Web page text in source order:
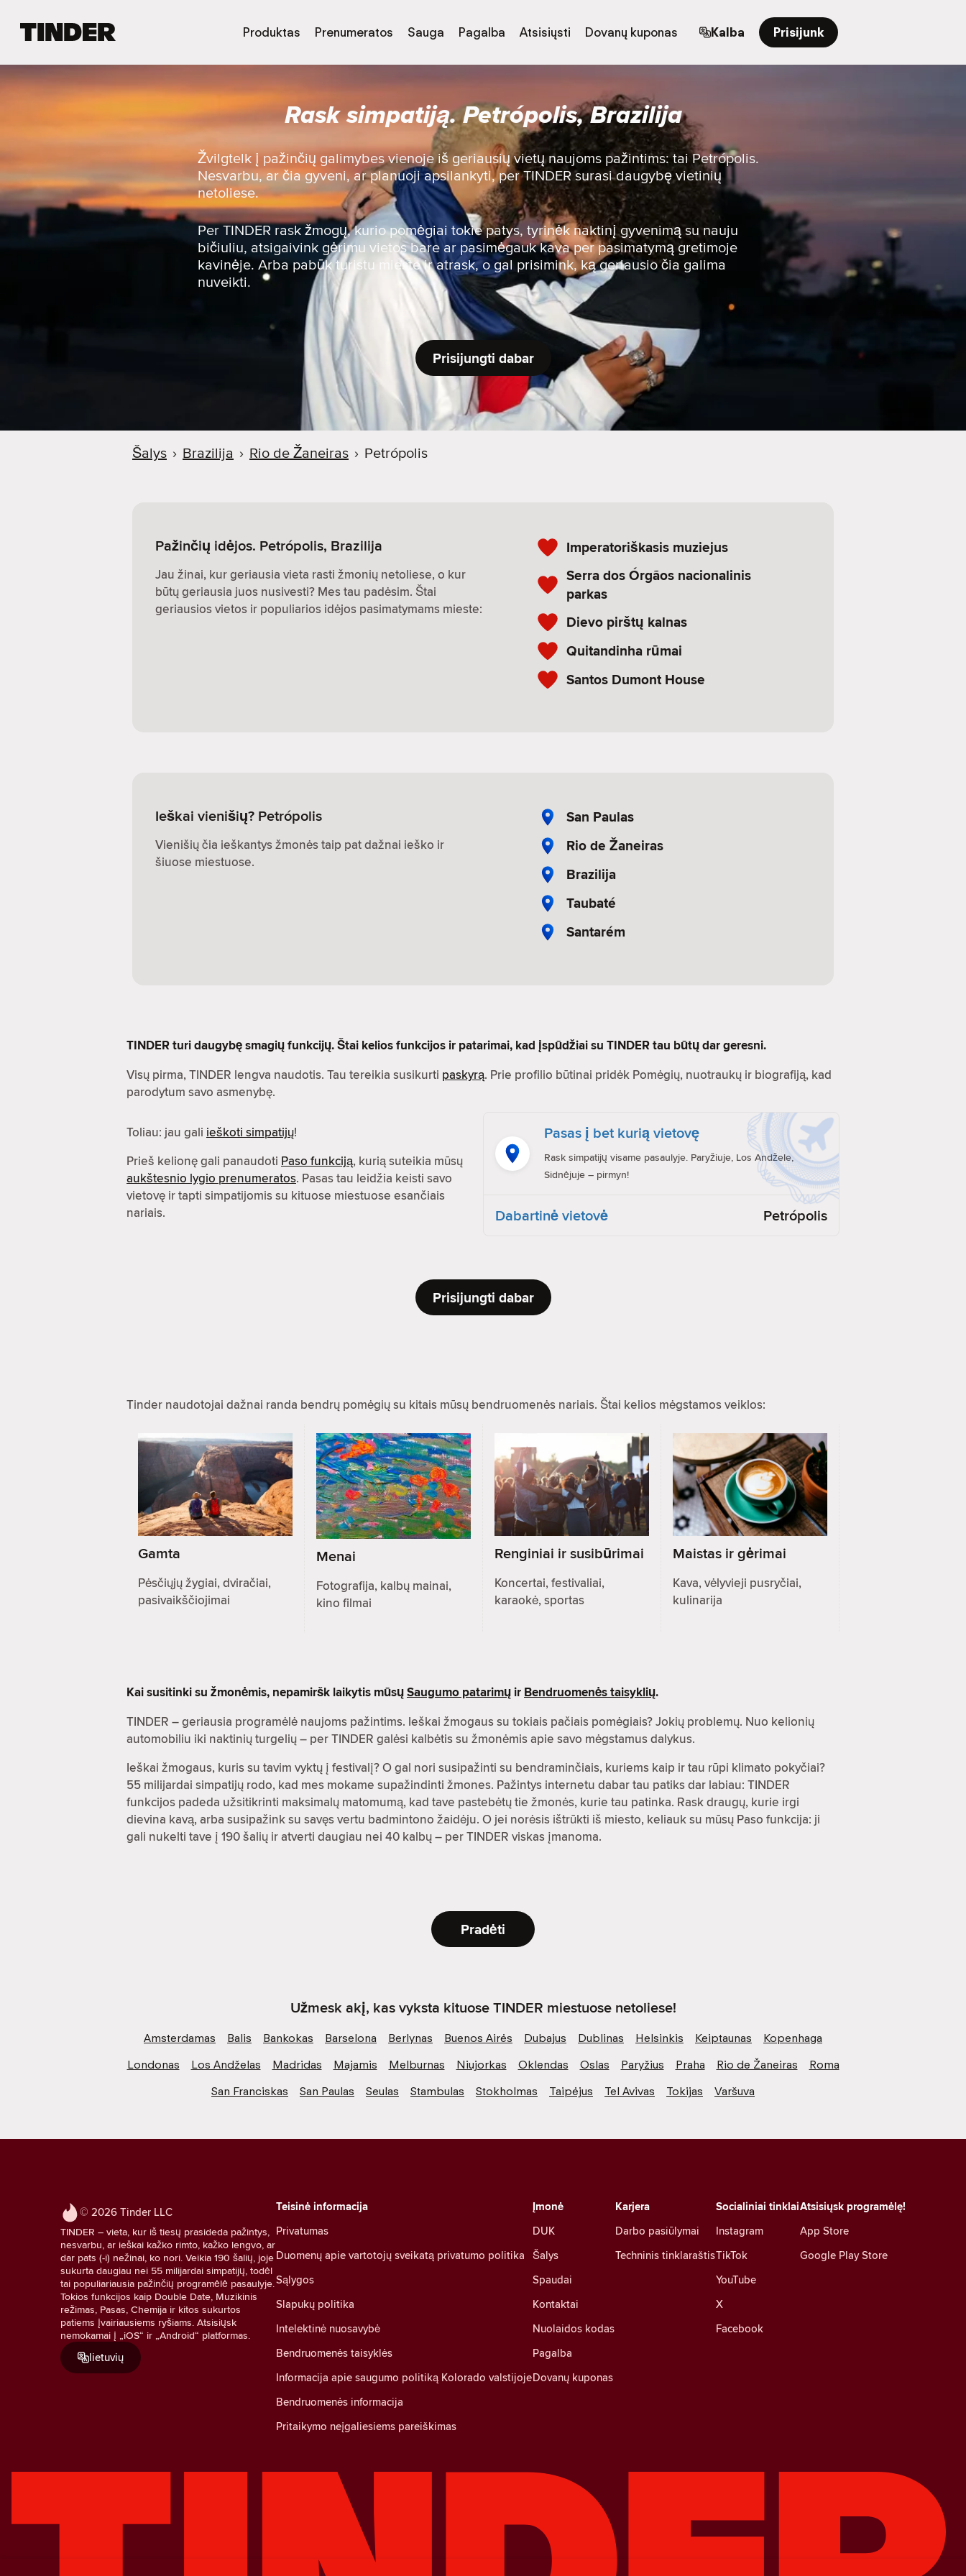
E
i
n
d
Produktas Prenumeratos Sauga Pagalba Atsisiųsti Dovanų kuponas Kalba Prisijunk
Rask simpatiją. Petrópolis, Brazilija
Žvilgtelk į pažinčių galimybes vienoje iš geriausių vietų naujoms pažintims: tai Petrópolis.
Nesvarbu, ar čia gyveni, ar planuoji apsilankyti, per TINDER surasi daugybę vietinių
netoliese.
Per TINDER rask žmogų, kurio pomėgiai tokie patys, tyrinėk naktinį gyvenimą su nauju
bičiuliu, atsigaivink gėrimu vietos bare ar pasimėgauk kava per pasimatymą gretimoje
kavinėje. Arba pabūk turistu mieste ir atrask, o gal prisimink, ką geriausio čia galima
nuveikti.
Prisijungti dabar
Šalys › Brazilija › Rio de Žaneiras › Petrópolis
Pažinčių idėjos. Petrópolis, Brazilija
Jau žinai, kur geriausia vieta rasti žmonių netoliese, o kur
būtų geriausia juos nusivesti? Mes tau padėsim. Štai
geriausios vietos ir populiarios idėjos pasimatymams mieste:
Imperatoriškasis muziejus
Serra dos Órgãos nacionalinis
parkas
Dievo pirštų kalnas
Quitandinha rūmai
Santos Dumont House
Ieškai vienišių? Petrópolis
Vienišių čia ieškantys žmonės taip pat dažnai ieško ir
šiuose miestuose.
San Paulas
Rio de Žaneiras
Brazilija
Taubaté
Santarém
TINDER turi daugybę smagių funkcijų. Štai kelios funkcijos ir patarimai, kad įspūdžiai su TINDER tau būtų dar geresni.
Visų pirma, TINDER lengva naudotis. Tau tereikia susikurti paskyrą. Prie profilio būtinai pridėk Pomėgių, nuotraukų ir biografiją, kad
parodytum savo asmenybę.
Toliau: jau gali ieškoti simpatijų!
Prieš kelionę gali panaudoti Paso funkciją, kurią suteikia mūsų
aukštesnio lygio prenumeratos. Pasas tau leidžia keisti savo
vietovę ir tapti simpatijomis su kituose miestuose esančiais
nariais.
Pasas į bet kurią vietovę
Rask simpatijų visame pasaulyje. Paryžiuje, Los Andžele,
Sidnėjuje – pirmyn!
Dabartinė vietovė Petrópolis
Prisijungti dabar
Tinder naudotojai dažnai randa bendrų pomėgių su kitais mūsų bendruomenės nariais. Štai kelios mėgstamos veiklos:
Gamta
Pėsčiųjų žygiai, dviračiai,
pasivaikščiojimai
Menai
Fotografija, kalbų mainai,
kino filmai
Renginiai ir susibūrimai
Koncertai, festivaliai,
karaokė, sportas
Maistas ir gėrimai
Kava, vėlyvieji pusryčiai,
kulinarija
Kai susitinki su žmonėmis, nepamiršk laikytis mūsųSaugumo patarimų ir Bendruomenės taisyklių.
TINDER – geriausia programėlė naujoms pažintims. Ieškai žmogaus su tokiais pačiais pomėgiais? Jokių problemų. Nuo kelionių
automobiliu iki naktinių turgelių – per TINDER galėsi kalbėtis su žmonėmis apie savo mėgstamus dalykus.
Ieškai žmogaus, kuris su tavim vyktų į festivalį? O gal nori susipažinti su bendraminčiais, kuriems kaip ir tau rūpi klimato pokyčiai?
55 milijardai simpatijų rodo, kad mes mokame supažindinti žmones. Pažintys internetu dabar tau patiks dar labiau: TINDER
funkcijos padeda užsitikrinti maksimalų matomumą, kad tave pastebėtų tie žmonės, kurie tau patinka. Rask draugų, kurie irgi
dievina kavą, arba susipažink su savęs vertu badmintono žaidėju. O jei norėsis ištrūkti iš miesto, keliauk su mūsų Paso funkcija: ji
gali nukelti tave į 190 šalių ir atverti daugiau nei 40 kalbų – per TINDER viskas įmanoma.
Pradėti
Užmesk akį, kas vyksta kituose TINDER miestuose netoliese!
Amsterdamas Balis Bankokas Barselona Berlynas Buenos Airės Dubajus Dublinas Helsinkis Keiptaunas
Kopenhaga
Londonas
Los Andželas Madridas Majamis Melburnas Niujorkas Oklendas Oslas Paryžius Praha Rio de Žaneiras
Roma
San Franciskas
San Paulas Seulas Stambulas Stokholmas Taipėjus Tel Avivas Tokijas Varšuva
© 2026 Tinder LLC
TINDER – vieta, kur iš tiesų prasideda pažintys,
nesvarbu, ar ieškai kažko rimto, kažko lengvo, ar
dar pats (-i) nežinai, ko nori. Veikia 190 šalių, joje
sukurta daugiau nei 55 milijardai simpatijų, todėl
tai populiariausia pažinčių programėlė pasaulyje.
Tokios funkcijos kaip Double Date, Muzikinis
režimas, Pasas, Chemija ir kitos sukurtos
patiems įvairiausiems ryšiams. Atsisiųsk
nemokamai į „iOS“ ir „Android“ platformas.
lietuvių
Socialiniai tinklai
Instagram
TikTok
YouTube
X
Facebook
Teisinė informacija
Privatumas
Duomenų apie vartotojų sveikatą privatumo politika
Sąlygos
Slapukų politika
Intelektinė nuosavybė
Bendruomenės taisyklės
Informacija apie saugumo politiką Kolorado valstijoje
Bendruomenės informacija
Pritaikymo neįgaliesiems pareiškimas
Karjera
Darbo pasiūlymai
Techninis tinklaraštis
Įmonė
DUK
Šalys
Spaudai
Kontaktai
Nuolaidos kodas
Pagalba
Dovanų kuponas
Atsisiųsk programėlę!
App Store
Google Play Store